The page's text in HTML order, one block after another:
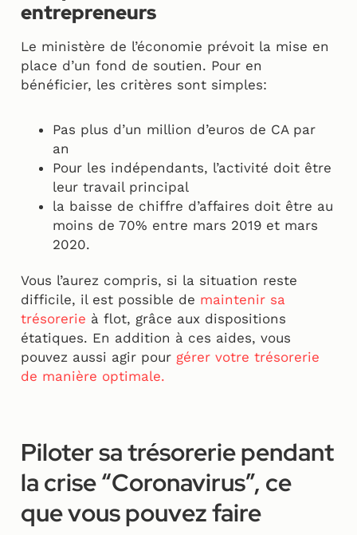
entrepreneurs
Le ministère de l’économie prévoit la mise en
place d’un fond de soutien. Pour en
bénéficier, les critères sont simples:
Pas plus d’un million d’euros de CA par
an
Pour les indépendants, l’activité doit être
leur travail principal
la baisse de chiffre d’affaires doit être au
moins de 70% entre mars 2019 et mars
2020.
Vous l’aurez compris, si la situation reste
difficile, il est possible de maintenir sa
trésorerie à flot, grâce aux dispositions
étatiques. En addition à ces aides, vous
pouvez aussi agir pour gérer votre trésorerie
de manière optimale.
Piloter sa trésorerie pendant
la crise “Coronavirus”, ce
que vous pouvez faire